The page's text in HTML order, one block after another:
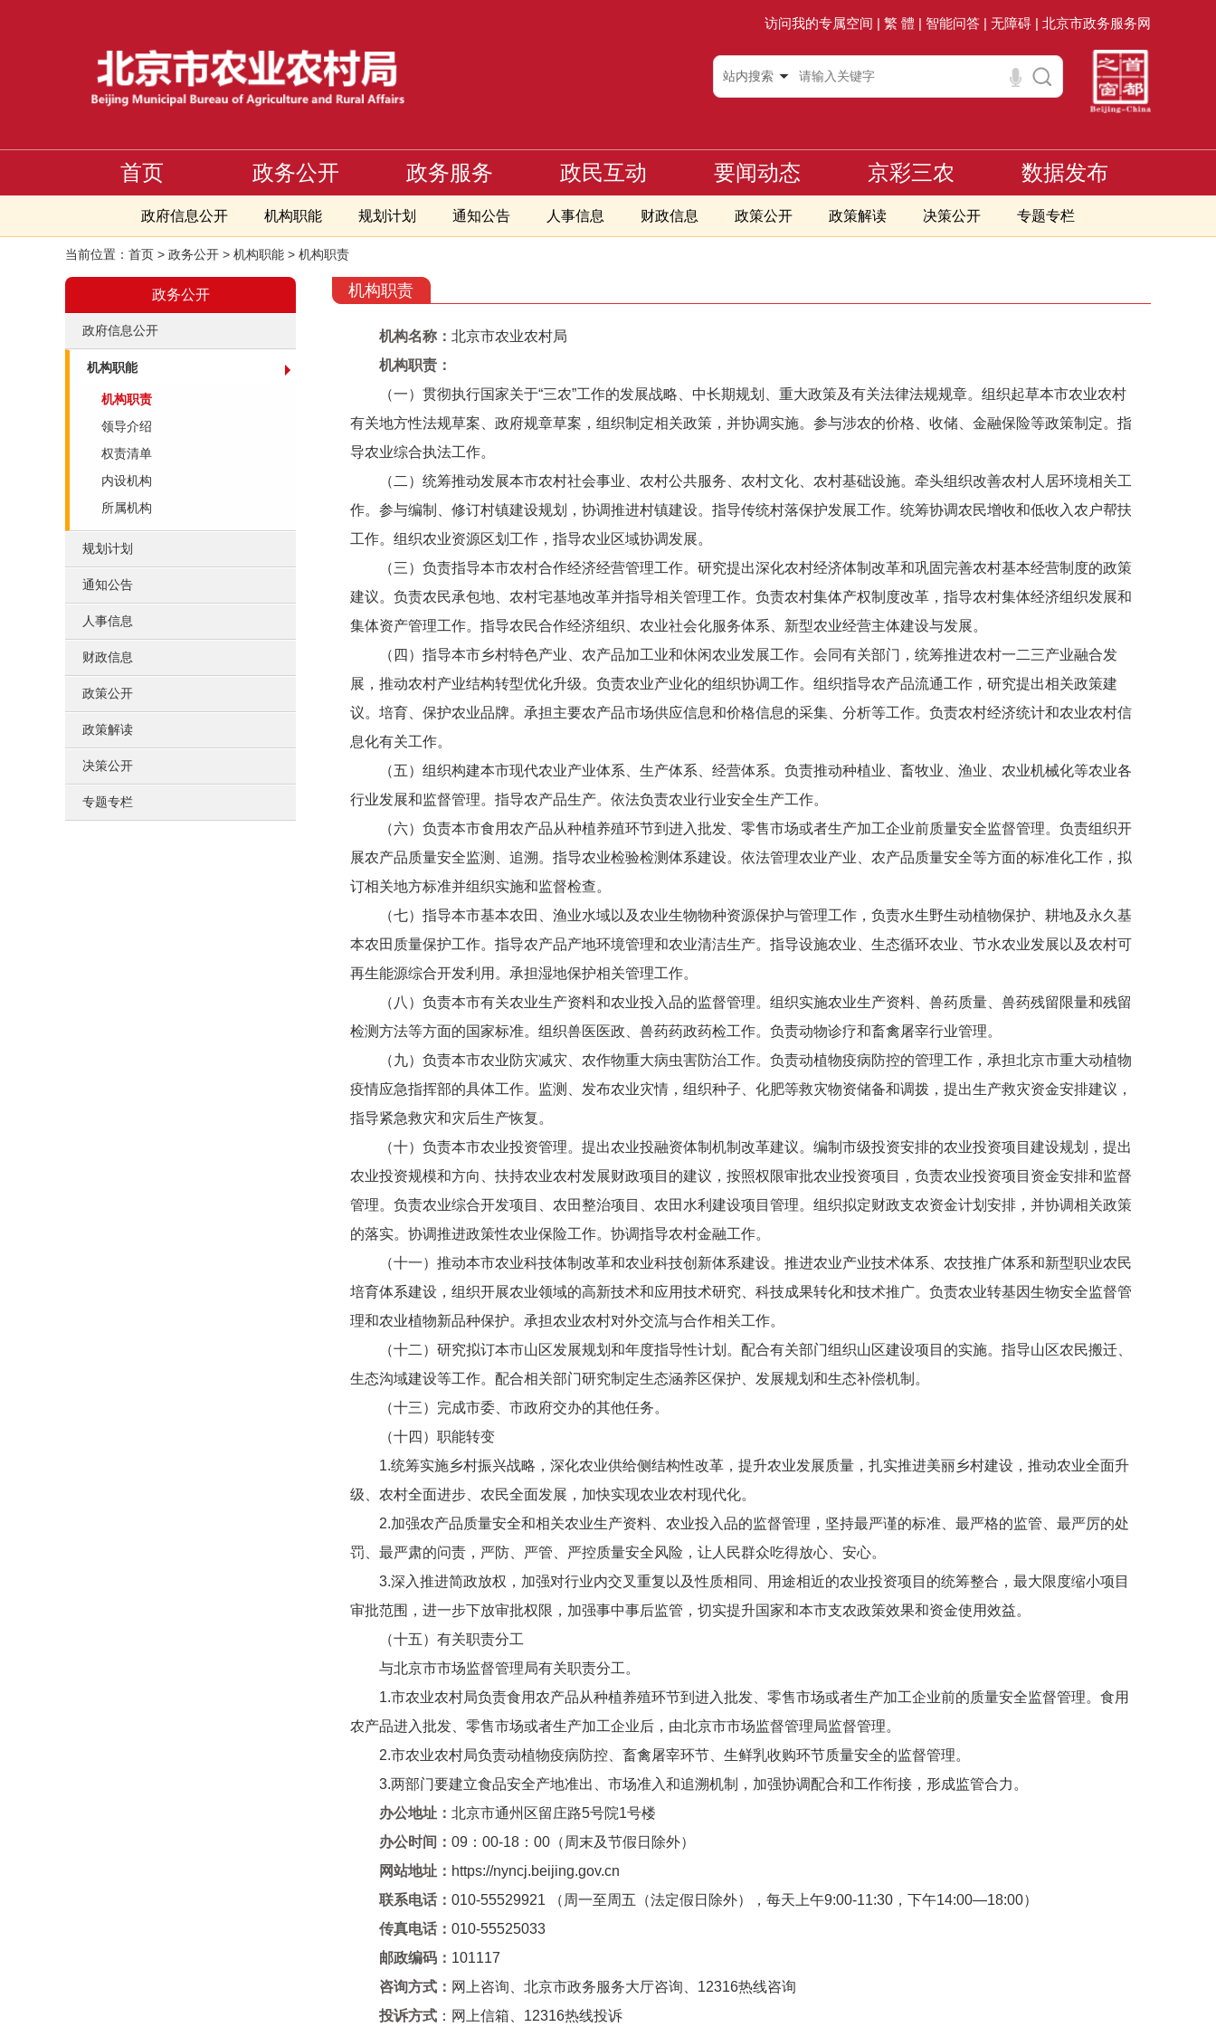
访问我的专属空间 | 繁 體 | 智能问答 | 无障碍 | 北京市政务服务网
站内搜索
首页 政务公开
政府信息公开 机构职能 规划计划 通知公告 人事信息 财政信息 政策公开 政策解读 决策公开 专题专栏
政务服务 政民互动 要闻动态 京彩三农 数据发布
当前位置： 首页 > 政务公开 > 机构职能 > 机构职责
政务公开
政府信息公开
机构职能
机构职责
领导介绍
权责清单
内设机构
所属机构
规划计划
通知公告
人事信息
财政信息
政策公开
政策解读
决策公开
专题专栏
机构职责
机构名称： 北京市农业农村局
机构职责：
（一）贯彻执行国家关于“三农”工作的发展战略、中长期规划、重大政策及有关法律法规规章。组织起草本市农业农村
有关地方性法规草案、政府规章草案，组织制定相关政策，并协调实施。参与涉农的价格、收储、金融保险等政策制定。指
导农业综合执法工作。
（二）统筹推动发展本市农村社会事业、农村公共服务、农村文化、农村基础设施。牵头组织改善农村人居环境相关工
作。参与编制、修订村镇建设规划，协调推进村镇建设。指导传统村落保护发展工作。统筹协调农民增收和低收入农户帮扶
工作。组织农业资源区划工作，指导农业区域协调发展。
（三）负责指导本市农村合作经济经营管理工作。研究提出深化农村经济体制改革和巩固完善农村基本经营制度的政策
建议。负责农民承包地、农村宅基地改革并指导相关管理工作。负责农村集体产权制度改革，指导农村集体经济组织发展和
集体资产管理工作。指导农民合作经济组织、农业社会化服务体系、新型农业经营主体建设与发展。
（四）指导本市乡村特色产业、农产品加工业和休闲农业发展工作。会同有关部门，统筹推进农村一二三产业融合发
展，推动农村产业结构转型优化升级。负责农业产业化的组织协调工作。组织指导农产品流通工作，研究提出相关政策建
议。培育、保护农业品牌。承担主要农产品市场供应信息和价格信息的采集、分析等工作。负责农村经济统计和农业农村信
息化有关工作。
（五）组织构建本市现代农业产业体系、生产体系、经营体系。负责推动种植业、畜牧业、渔业、农业机械化等农业各
行业发展和监督管理。指导农产品生产。依法负责农业行业安全生产工作。
（六）负责本市食用农产品从种植养殖环节到进入批发、零售市场或者生产加工企业前质量安全监督管理。负责组织开
展农产品质量安全监测、追溯。指导农业检验检测体系建设。依法管理农业产业、农产品质量安全等方面的标准化工作，拟
订相关地方标准并组织实施和监督检查。
（七）指导本市基本农田、渔业水域以及农业生物物种资源保护与管理工作，负责水生野生动植物保护、耕地及永久基
本农田质量保护工作。指导农产品产地环境管理和农业清洁生产。指导设施农业、生态循环农业、节水农业发展以及农村可
再生能源综合开发利用。承担湿地保护相关管理工作。
（八）负责本市有关农业生产资料和农业投入品的监督管理。组织实施农业生产资料、兽药质量、兽药残留限量和残留
检测方法等方面的国家标准。组织兽医医政、兽药药政药检工作。负责动物诊疗和畜禽屠宰行业管理。
（九）负责本市农业防灾减灾、农作物重大病虫害防治工作。负责动植物疫病防控的管理工作，承担北京市重大动植物
疫情应急指挥部的具体工作。监测、发布农业灾情，组织种子、化肥等救灾物资储备和调拨，提出生产救灾资金安排建议，
指导紧急救灾和灾后生产恢复。
（十）负责本市农业投资管理。提出农业投融资体制机制改革建议。编制市级投资安排的农业投资项目建设规划，提出
农业投资规模和方向、扶持农业农村发展财政项目的建议，按照权限审批农业投资项目，负责农业投资项目资金安排和监督
管理。负责农业综合开发项目、农田整治项目、农田水利建设项目管理。组织拟定财政支农资金计划安排，并协调相关政策
的落实。协调推进政策性农业保险工作。协调指导农村金融工作。
（十一）推动本市农业科技体制改革和农业科技创新体系建设。推进农业产业技术体系、农技推广体系和新型职业农民
培育体系建设，组织开展农业领域的高新技术和应用技术研究、科技成果转化和技术推广。负责农业转基因生物安全监督管
理和农业植物新品种保护。承担农业农村对外交流与合作相关工作。
（十二）研究拟订本市山区发展规划和年度指导性计划。配合有关部门组织山区建设项目的实施。指导山区农民搬迁、
生态沟域建设等工作。配合相关部门研究制定生态涵养区保护、发展规划和生态补偿机制。
（十三）完成市委、市政府交办的其他任务。
（十四）职能转变
1.统筹实施乡村振兴战略，深化农业供给侧结构性改革，提升农业发展质量，扎实推进美丽乡村建设，推动农业全面升
级、农村全面进步、农民全面发展，加快实现农业农村现代化。
2.加强农产品质量安全和相关农业生产资料、农业投入品的监督管理，坚持最严谨的标准、最严格的监管、最严厉的处
罚、最严肃的问责，严防、严管、严控质量安全风险，让人民群众吃得放心、安心。
3.深入推进简政放权，加强对行业内交叉重复以及性质相同、用途相近的农业投资项目的统筹整合，最大限度缩小项目
审批范围，进一步下放审批权限，加强事中事后监管，切实提升国家和本市支农政策效果和资金使用效益。
（十五）有关职责分工
与北京市市场监督管理局有关职责分工。
1.市农业农村局负责食用农产品从种植养殖环节到进入批发、零售市场或者生产加工企业前的质量安全监督管理。食用
农产品进入批发、零售市场或者生产加工企业后，由北京市市场监督管理局监督管理。
2.市农业农村局负责动植物疫病防控、畜禽屠宰环节、生鲜乳收购环节质量安全的监督管理。
3.两部门要建立食品安全产地准出、市场准入和追溯机制，加强协调配合和工作衔接，形成监管合力。
办公地址： 北京市通州区留庄路5号院1号楼
办公时间： 09：00-18：00（周末及节假日除外）
网站地址： https://nyncj.beijing.gov.cn
联系电话： 010-55529921 （ 周一至周五（法定假日除外），每天上午9:00-11:30，下午14:00—18:00）
传真电话： 010-55525033
邮政编码： 101117
咨询方式： 网上咨询、北京市政务服务大厅咨询、12316热线咨询
投诉方式 ：网上信箱、12316热线投诉